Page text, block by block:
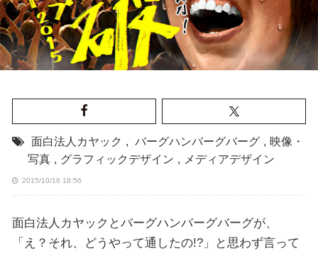
面白法人カヤック , バーグハンバーグバーグ , 映像・
写真 , グラフィックデザイン , メディアデザイン
2015/10/16 18:56
面白法人カヤックとバーグハンバーグバーグが、
「え？それ、どうやって通したの!?」と思わず言って